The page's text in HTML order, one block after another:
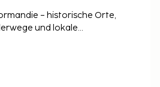
– historische Orte,
und lokale